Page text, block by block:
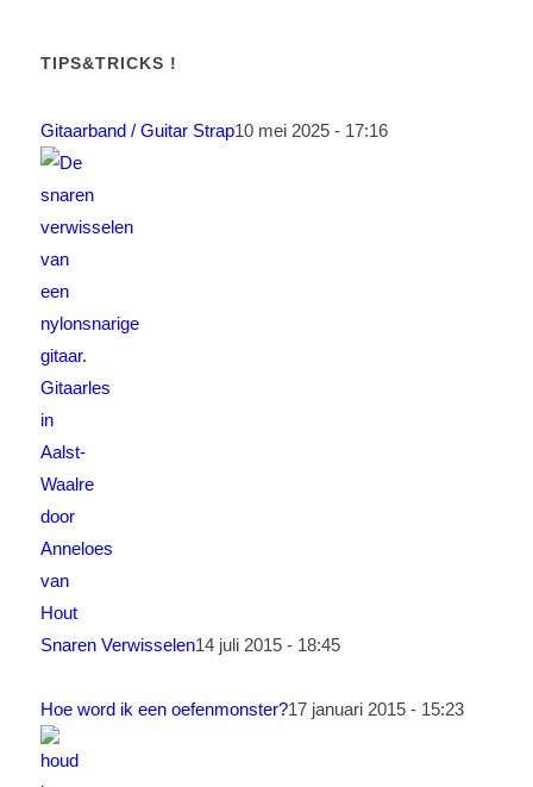
TIPS&TRICKS !
Gitaarband / Guitar Strap10 mei 2025 - 17:16
Snaren Verwisselen14 juli 2015 - 18:45
Hoe word ik een oefenmonster?17 januari 2015 - 15:23